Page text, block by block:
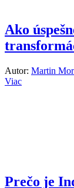
Ako
Autor: Martin
Viac
Prečo je